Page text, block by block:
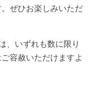
ぜひお楽しみいただ
、いずれも数に限り
容赦いただけますよ